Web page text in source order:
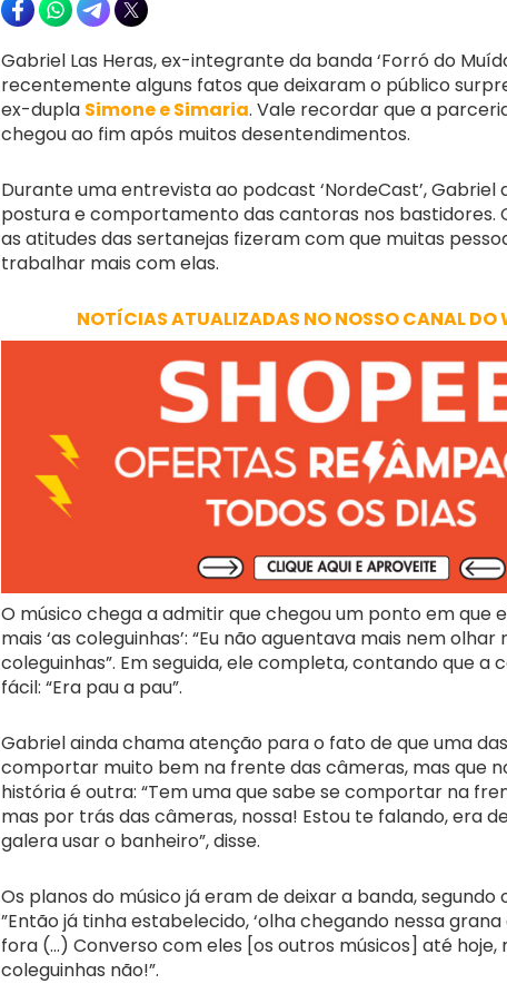
Gabriel Las Heras, ex-integrante da banda ‘Forró do
recentemente alguns fatos que deixaram o público
ex-dupla Simone e Simaria. Vale recordar que a
chegou ao fim após muitos desentendimentos.
Durante uma entrevista ao podcast ‘NordeCast’, Gabriel
postura e comportamento das cantoras nos bastidores.
as atitudes das sertanejas fizeram com que muitas
trabalhar mais com elas.
NOTÍCIAS ATUALIZADAS NO NOSSO CANAL DO
O músico chega a admitir que chegou um ponto em que
mais ‘as coleguinhas’: “Eu não aguentava mais nem olhar
coleguinhas”. Em seguida, ele completa, contando que a
fácil: “Era pau a pau”.
Gabriel ainda chama atenção para o fato de que uma
comportar muito bem na frente das câmeras, mas que
história é outra: “Tem uma que sabe se comportar na
mas por trás das câmeras, nossa! Estou te falando, era
galera usar o banheiro”, disse.
Os planos do músico já eram de deixar a banda, segundo
”Então já tinha estabelecido, ‘olha chegando nessa
fora (…) Converso com eles [os outros músicos] até hoje,
coleguinhas não!”.